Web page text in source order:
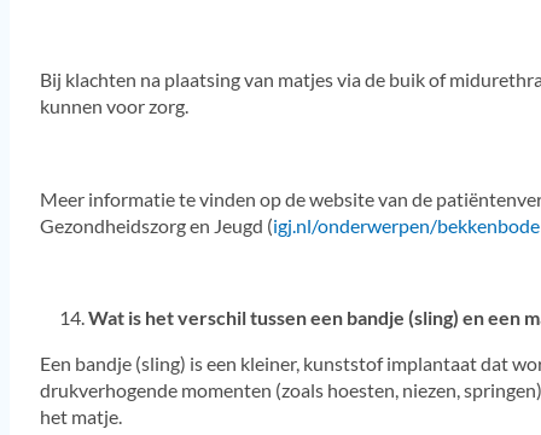
Bij klachten na plaatsing van matjes via de buik of
kunnen voor zorg.
Meer informatie te vinden op de website van de
Gezondheidszorg en Jeugd (igj.nl/onderwerpen/
Wat is het verschil tussen een bandje (sling) en een
Een bandje (sling) is een kleiner, kunststof implantaat dat
drukverhogende momenten (zoals hoesten, niezen,
het matje.